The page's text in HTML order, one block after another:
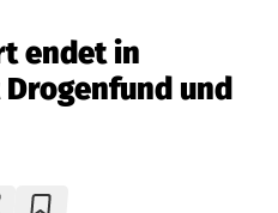
endet in
und